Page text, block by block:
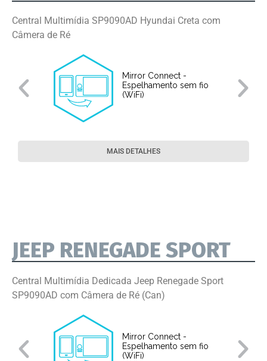
Central Multimídia SP9090AD Hyundai Creta com
Câmera de Ré
Mirror Connect -
Espelhamento sem fio
(WiFi)
MAIS DETALHES
JEEP RENEGADE SPORT
Central Multimídia Dedicada Jeep Renegade Sport
SP9090AD com Câmera de Ré (Can)
Mirror Connect -
Espelhamento sem fio
(WiFi)